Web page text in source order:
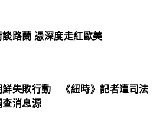
路蘭 憑深度走紅歐美
鮮失敗行動 《紐時》記者遭司法
消息源